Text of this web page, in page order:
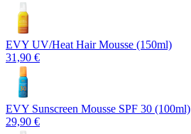
EVY UV/Heat Hair Mousse (150ml)
31,90 €
EVY Sunscreen Mousse SPF 30 (100ml)
29,90 €